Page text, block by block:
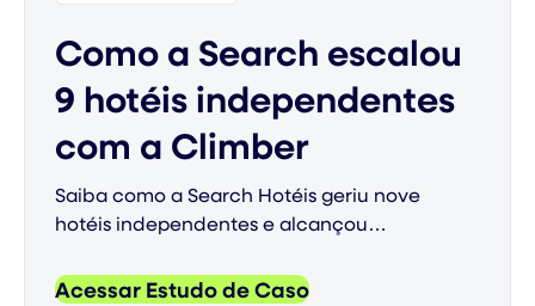
Como a Search escalou
9 hotéis independentes
com a Climber
Saiba como a Search Hotéis geriu nove
hotéis independentes e alcançou
Climber.
Acessar Estudo de Caso